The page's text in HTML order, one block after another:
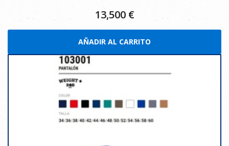
13,500 €
AÑADIR AL CARRITO